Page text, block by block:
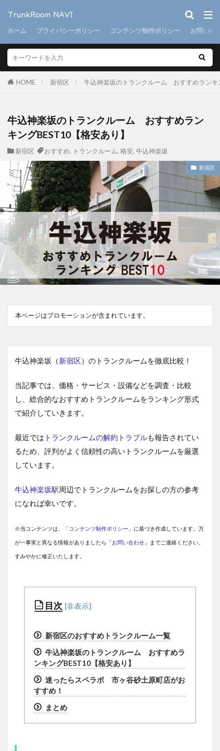
ホーム プライバシーポリシー コンテンツ制作ポリシー お問い合
HOME 新宿区 牛込神楽坂のトランクルーム おすすめランキ
牛込神楽坂のトランクルーム おすすめラン
キングBEST10【格安あり】
新宿区 おすすめ, トランクルーム, 格安, 牛込神楽坂
新宿区
本ページはプロモーションが含まれています。
牛込神楽坂（新宿区）のトランクルームを徹底比較！
当記事では、価格・サービス・設備などを調査・比較
し、総合的なおすすめトランクルームをランキング形式
で紹介していきます。
最近では トランクルームの解約トラブルも報告されてい
るため、評判がよく信頼性の高いトランクルームを厳選
しています。
牛込神楽坂駅周辺でトランクルームをお探しの方の参考
になれば幸いです。
※当コンテンツは、「 コンテンツ制作ポリシー 」に基づき作成しています。万
が一事実と異なる情報がありましたら「お問い合わせ 」までご連絡ください。
すみやかに修正いたします。
目次
新宿区のおすすめトランクルーム一覧
牛込神楽坂のトランクルーム おすすめラ
ンキングBEST10【格安あり】
迷ったらスペラボ 市ヶ谷砂土原町店がお
すすめ！
まとめ